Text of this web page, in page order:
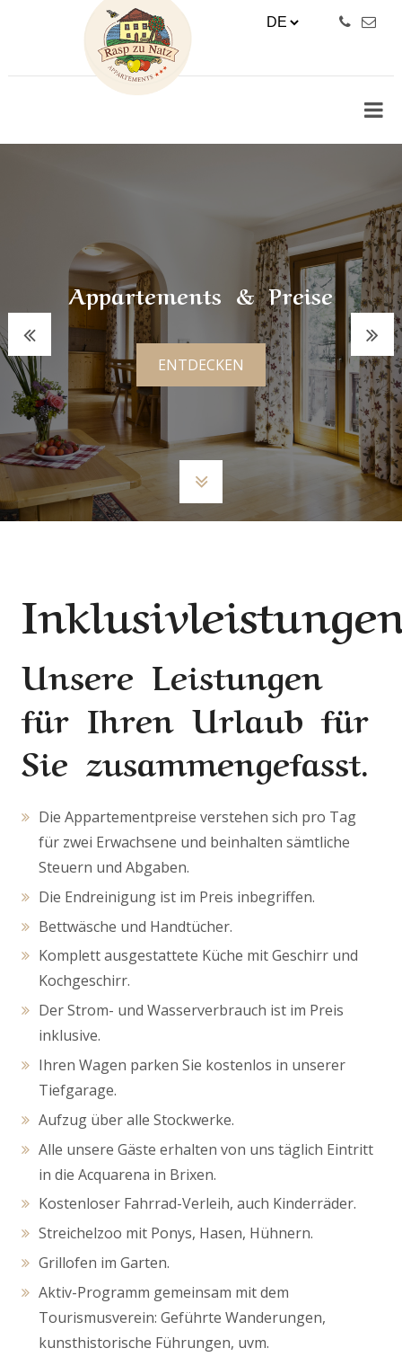
Appartements & Preise
ENTDECKEN
Unsere Leistungen
für Ihren Urlaub für
Sie zusammengefasst.
Die Appartementpreise verstehen sich pro Tag
für zwei Erwachsene und beinhalten sämtliche
Steuern und Abgaben.
Die Endreinigung ist im Preis inbegriffen.
Bettwäsche und Handtücher.
Komplett ausgestattete Küche mit Geschirr und
Kochgeschirr.
Der Strom- und Wasserverbrauch ist im Preis
inklusive.
Ihren Wagen parken Sie kostenlos in unserer
Tiefgarage.
Aufzug über alle Stockwerke.
Alle unsere Gäste erhalten von uns täglich Eintritt
in die Acquarena in Brixen.
Kostenloser Fahrrad-Verleih, auch Kinderräder.
Streichelzoo mit Ponys, Hasen, Hühnern.
Grillofen im Garten.
Aktiv-Programm gemeinsam mit dem
Tourismusverein: Geführte Wanderungen,
kunsthistorische Führungen, uvm.